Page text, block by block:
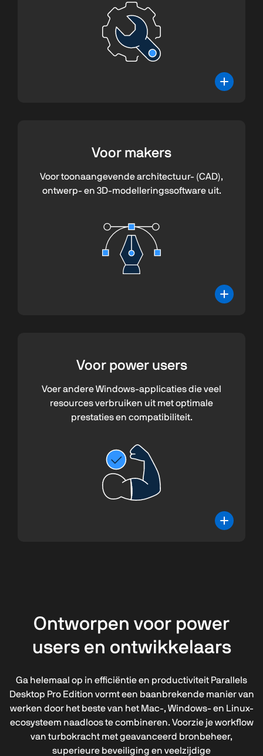
Voor makers
Voor toonaangevende architectuur- (CAD),
ontwerp- en 3D-modelleringssoftware uit.
Voor power users
Voer andere Windows-applicaties die veel
resources verbruiken uit met optimale
prestaties en compatibiliteit.
Ontworpen voor power
users en ontwikkelaars
Ga helemaal op in efficiëntie en productiviteit Parallels
Desktop Pro Edition vormt een baanbrekende manier van
werken door het beste van het Mac-, Windows- en Linux-
ecosysteem naadloos te combineren. Voorzie je workflow
van turbokracht met geavanceerd bronbeheer,
superieure beveiliging en veelzijdige